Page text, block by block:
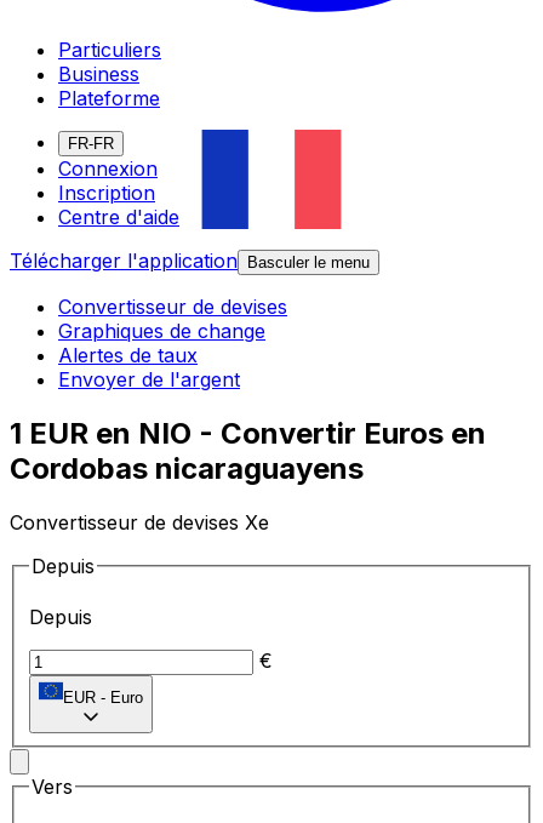
Particuliers
Business
Plateforme
FR-FR
Connexion
Inscription
Centre d'aide
Télécharger l'application
Basculer le menu
Convertisseur de devises
Graphiques de change
Alertes de taux
Envoyer de l'argent
1 EUR en NIO - Convertir Euros en
Cordobas nicaraguayens
Convertisseur de devises Xe
Depuis
Depuis
€
EUR - Euro
Vers